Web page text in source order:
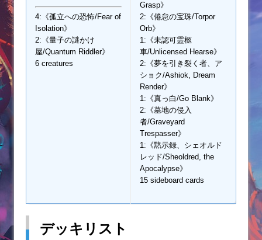
4:《孤立への恐怖/Fear of
Isolation》
2:《量子の謎かけ
屋/Quantum Riddler》
6 creatures
Grasp》
2:《倦怠の宝珠/Torpor
Orb》
1:《未認可霊柩
車/Unlicensed Hearse》
2:《夢を引き裂く者、ア
ショク/Ashiok, Dream
Render》
1:《真っ白/Go Blank》
2:《墓地の侵入
者/Graveyard
Trespasser》
1:《黙示録、シェオルド
レッド/Sheoldred, the
Apocalypse》
15 sideboard cards
デッキリスト